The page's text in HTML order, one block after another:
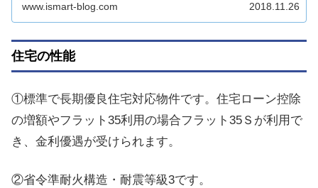
www.ismart-blog.com 2018.11.26
住宅の性能
①標準で長期優良住宅対応物件です。住宅ローン控除
の増額やフラット35利用の場合フラット35Ｓが利用で
き、金利優遇が受けられます。
②省令準耐火構造・耐震等級3です。